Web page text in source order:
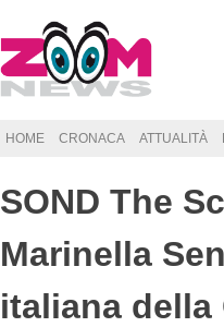
to
content
HOME CRONACA ATTUALITÀ
SOND The
Marinella
italiana della